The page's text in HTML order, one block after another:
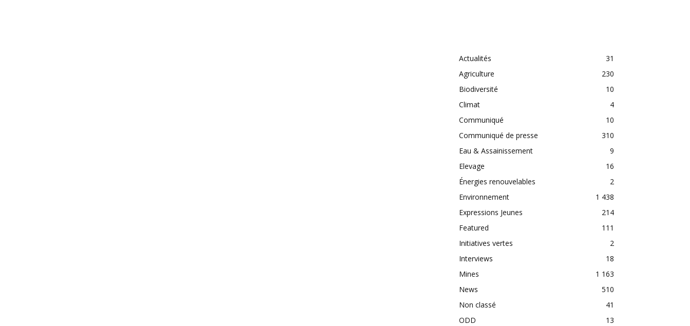
Actualités
31
Agriculture
230
Biodiversité
10
Climat
4
Communiqué
10
Communiqué de presse
310
Eau & Assainissement
9
Elevage
16
Énergies renouvelables
2
Environnement
1 438
Expressions Jeunes
214
Featured
111
Initiatives vertes
2
Interviews
18
Mines
1 163
News
510
Non classé
41
ODD
13